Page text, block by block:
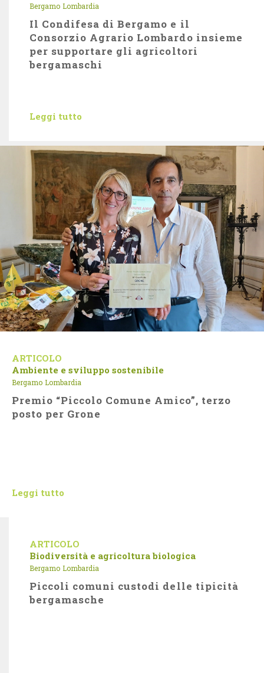
Bergamo Lombardia
Il Condifesa di Bergamo e il
Consorzio Agrario Lombardo insieme
per supportare gli agricoltori
bergamaschi
Leggi tutto
ARTICOLO
Ambiente e sviluppo sostenibile
Bergamo Lombardia
Premio “Piccolo Comune Amico”, terzo
posto per Grone
Leggi tutto
ARTICOLO
Biodiversità e agricoltura biologica
Bergamo Lombardia
Piccoli comuni custodi delle tipicità
bergamasche